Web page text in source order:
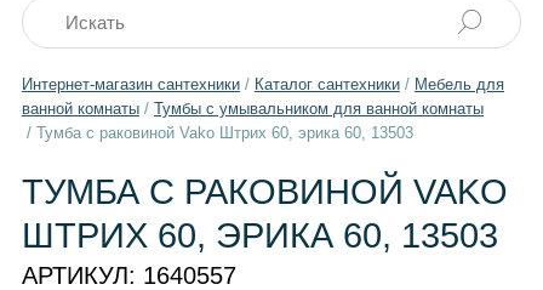
Интернет-магазин сантехники/ Каталог сантехники/ Мебель для
ванной комнаты/ Тумбы с умывальником для ванной комнаты
/ Тумба с раковиной Vako Штрих 60, эрика 60, 13503
ТУМБА С РАКОВИНОЙ VAKO
ШТРИХ 60, ЭРИКА 60, 13503
АРТИКУЛ: 1640557